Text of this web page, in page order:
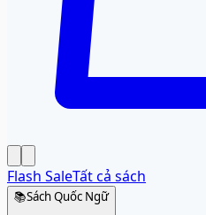
Flash SaleTất cả sách
📚Sách Quốc Ngữ